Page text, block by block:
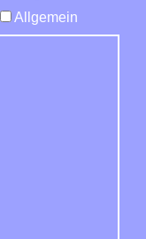
Allgemein